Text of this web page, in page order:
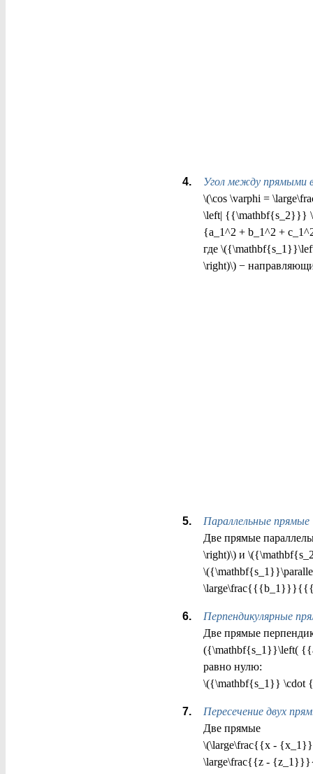
Угол между прямыми
\(\cos \varphi =
\left| {{\mathbf{s_2}}}
{a_1^2 + b_1^2 +
где
\right)\) −
Параллельные прямые
Две прямые
\right)\) и
Перпендикулярные
Две прямые
({\mathbf{s_1}}\left(
равно нулю:
\({\mathbf{s_1}}
Пересечение двух
Две прямые
\(\large\frac{{x -
\large\frac{{z -